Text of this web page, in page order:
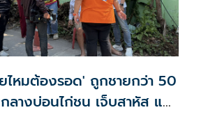
ไหมต้องรอด' ถูกชายกว่า 50
ลางบ่อนไก่ชน เจ็บสาหัส แต่